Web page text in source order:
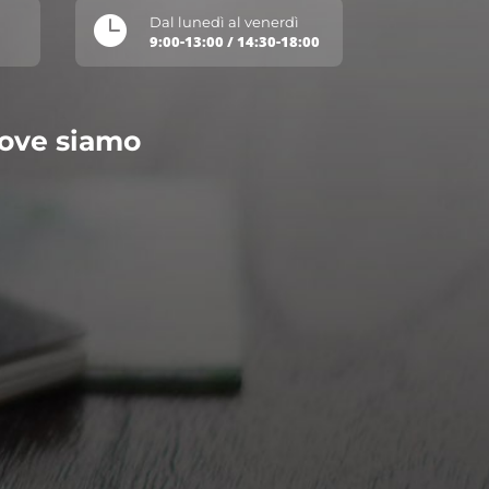
 Dal lunedì al venerdì
9:00-13:00 / 14:30-18:00
siamo